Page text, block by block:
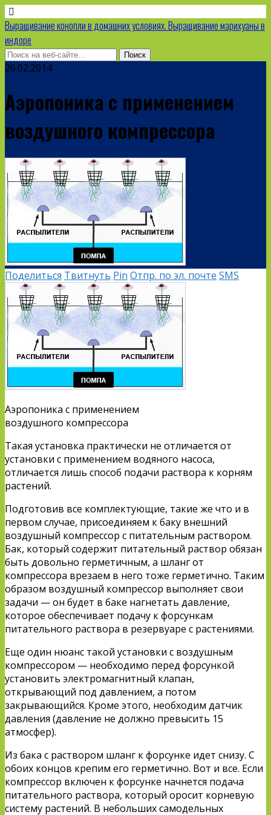
Выращивание конопли в домашних условиях. Выращивание марихуаны в
индоре
26.02.2014
Аэропоника с применением
воздушного компрессора
Поделиться Твитнуть Pin Отпр. по эл. почте SMS
Аэропоника с применением
воздушного компрессора
Такая установка практически не отличается от
установки с применением водяного насоса,
отличается лишь способ подачи раствора к корням
растений.
Подготовив все комплектующие, такие же что и в
первом случае, присоединяем к баку внешний
воздушный компрессор с питательным раствором.
Бак, который содержит питательный раствор обязан
быть довольно герметичным, а шланг от
компрессора врезаем в него тоже герметично. Таким
образом воздушный компрессор выполняет свои
задачи — он будет в баке нагнетать давление,
которое обеспечивает подачу к форсункам
питательного раствора в резервуаре с растениями.
Еще один нюанс такой установки с воздушным
компрессором — необходимо перед форсункой
установить электромагнитный клапан,
открывающий под давлением, а потом
закрывающийся. Кроме этого, необходим датчик
давления (давление не должно превысить 15
атмосфер).
Из бака с раствором шланг к форсунке идет снизу. С
обоих концов крепим его герметично. Вот и все. Если
компрессор включен к форсунке начнется подача
питательного раствора, который оросит корневую
систему растений. В небольших самодельных